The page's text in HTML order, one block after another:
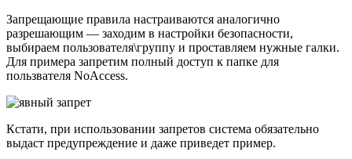
Запрещающие правила настраиваются аналогично
разрешающим — заходим в настройки безопасности,
выбираем пользователя\группу и проставляем нужные галки.
Для примера запретим полный доступ к папке для
пользвателя NoAccess.
Кстати, при использовании запретов система обязательно
выдаст предупреждение и даже приведет пример.